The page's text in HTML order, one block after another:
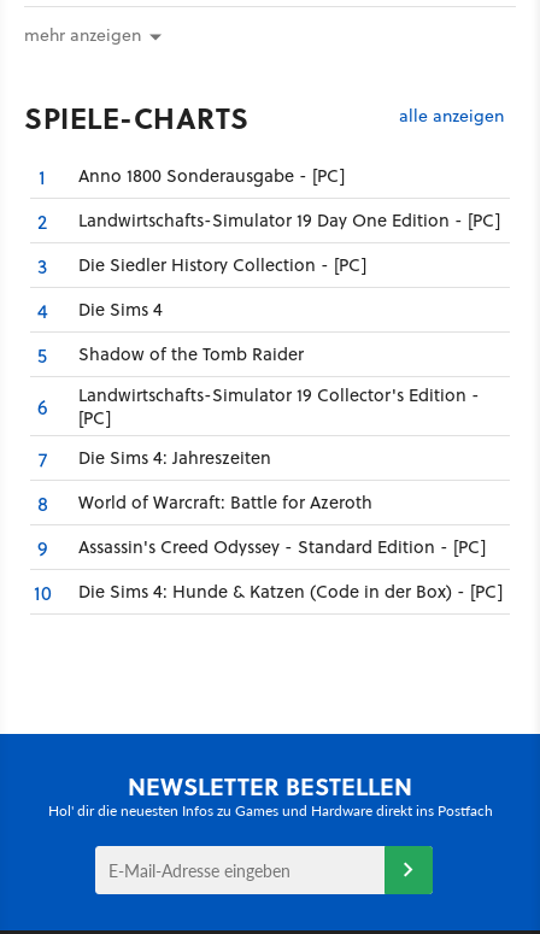
mehr anzeigen
SPIELE-CHARTS alle anzeigen
1 Anno 1800 Sonderausgabe - [PC]
2 Landwirtschafts-Simulator 19 Day One Edition - [PC]
3 Die Siedler History Collection - [PC]
4 Die Sims 4
5 Shadow of the Tomb Raider
6
Landwirtschafts-Simulator 19 Collector's Edition -
[PC]
7 Die Sims 4: Jahreszeiten
8 World of Warcraft: Battle for Azeroth
9 Assassin's Creed Odyssey - Standard Edition - [PC]
10 Die Sims 4: Hunde & Katzen (Code in der Box) - [PC]
NEWSLETTER BESTELLEN
Hol' dir die neuesten Infos zu Games und Hardware direkt ins Postfach